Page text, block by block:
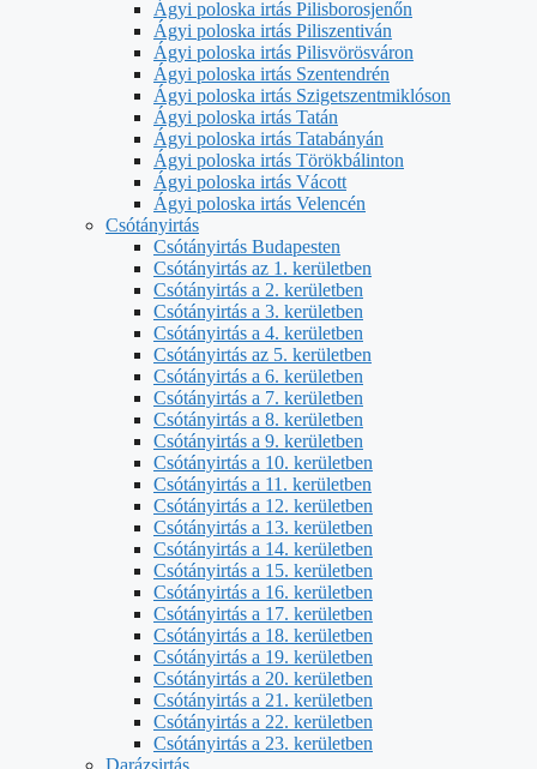
Ágyi poloska irtás Pilisborosjenőn
Ágyi poloska irtás Piliszentiván
Ágyi poloska irtás Pilisvörösváron
Ágyi poloska irtás Szentendrén
Ágyi poloska irtás Szigetszentmiklóson
Ágyi poloska irtás Tatán
Ágyi poloska irtás Tatabányán
Ágyi poloska irtás Törökbálinton
Ágyi poloska irtás Vácott
Ágyi poloska irtás Velencén
Csótányirtás
Csótányirtás Budapesten
Csótányirtás az 1. kerületben
Csótányirtás a 2. kerületben
Csótányirtás a 3. kerületben
Csótányirtás a 4. kerületben
Csótányirtás az 5. kerületben
Csótányirtás a 6. kerületben
Csótányirtás a 7. kerületben
Csótányirtás a 8. kerületben
Csótányirtás a 9. kerületben
Csótányirtás a 10. kerületben
Csótányirtás a 11. kerületben
Csótányirtás a 12. kerületben
Csótányirtás a 13. kerületben
Csótányirtás a 14. kerületben
Csótányirtás a 15. kerületben
Csótányirtás a 16. kerületben
Csótányirtás a 17. kerületben
Csótányirtás a 18. kerületben
Csótányirtás a 19. kerületben
Csótányirtás a 20. kerületben
Csótányirtás a 21. kerületben
Csótányirtás a 22. kerületben
Csótányirtás a 23. kerületben
Darázsirtás